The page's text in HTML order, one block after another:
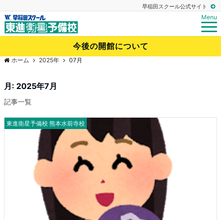
早稲田スクール公式サイト
Menu
今後の開館について
ホーム 2025年 07月
月: 2025年7月
記事一覧
東進衛星予備校 熊本水前寺校